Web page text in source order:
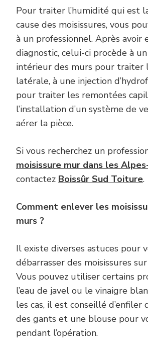
Pour traiter l’humidité qui est
cause des moisissures, vous
à un professionnel. Après avoir
diagnostic, celui-ci procède à
intérieur des murs pour traiter
latérale, à une injection
pour traiter les remontées
l’installation d’un système de
aérer la pièce.
Si vous recherchez un
moisissure mur dans les
contactez Boissûr Sud Toiture.
Comment enlever les
murs ?
Il existe diverses astuces pour
débarrasser des moisissures
Vous pouvez utiliser certains
l’eau de javel ou le vinaigre
les cas, il est conseillé d’enfiler
des gants et une blouse pour
pendant l’opération.